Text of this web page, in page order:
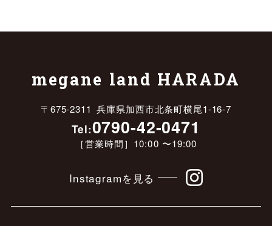
megane land HARADA
〒675-2311 兵庫県加西市北条町横尾1-16-7
Tel:0790-42-0471
［営業時間］10:00 〜19:00
Instagramを見る